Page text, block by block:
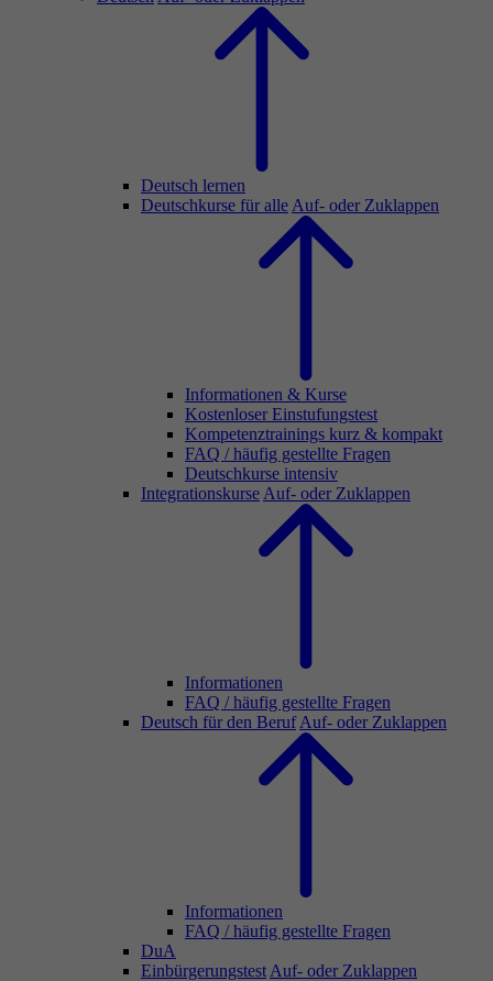
Deutsch lernen
Deutschkurse für alle Auf- oder Zuklappen
Informationen & Kurse
Kostenloser Einstufungstest
Kompetenztrainings kurz & kompakt
FAQ / häufig gestellte Fragen
Deutschkurse intensiv
Integrationskurse Auf- oder Zuklappen
Informationen
FAQ / häufig gestellte Fragen
Deutsch für den Beruf Auf- oder Zuklappen
Informationen
FAQ / häufig gestellte Fragen
DuA
Einbürgerungstest Auf- oder Zuklappen